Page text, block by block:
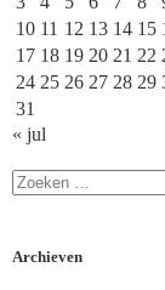
10 11 12 13 14 15
17 18 19 20 21 22
24 25 26 27 28 29
31
« jul
Archieven